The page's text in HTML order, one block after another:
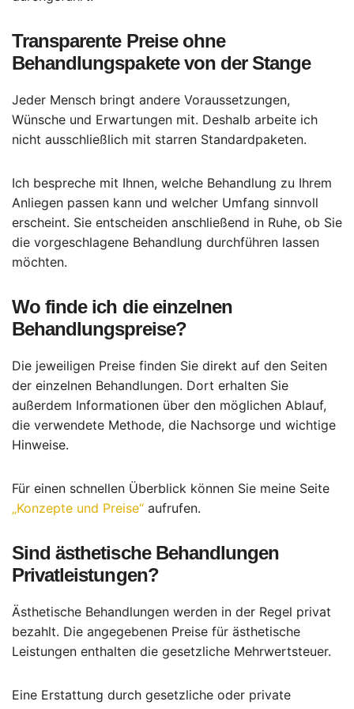
Transparente Preise ohne
Behandlungspakete von der Stange
Jeder Mensch bringt andere Voraussetzungen,
Wünsche und Erwartungen mit. Deshalb arbeite ich
nicht ausschließlich mit starren Standardpaketen.
Ich bespreche mit Ihnen, welche Behandlung zu Ihrem
Anliegen passen kann und welcher Umfang sinnvoll
erscheint. Sie entscheiden anschließend in Ruhe, ob Sie
die vorgeschlagene Behandlung durchführen lassen
möchten.
Wo finde ich die einzelnen
Behandlungspreise?
Die jeweiligen Preise finden Sie direkt auf den Seiten
der einzelnen Behandlungen. Dort erhalten Sie
außerdem Informationen über den möglichen Ablauf,
die verwendete Methode, die Nachsorge und wichtige
Hinweise.
Für einen schnellen Überblick können Sie meine Seite
„Konzepte und Preise“ aufrufen.
Sind ästhetische Behandlungen
Privatleistungen?
Ästhetische Behandlungen werden in der Regel privat
bezahlt. Die angegebenen Preise für ästhetische
Leistungen enthalten die gesetzliche Mehrwertsteuer.
Eine Erstattung durch gesetzliche oder private